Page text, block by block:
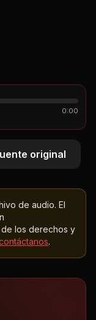
0:00
original
de audio. El
de los derechos y
.